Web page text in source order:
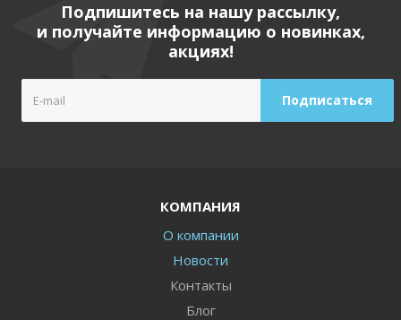
Подпишитесь на нашу рассылку,
и получайте информацию о новинках,
акциях!
КОМПАНИЯ
О компании
Новости
Контакты
Блог